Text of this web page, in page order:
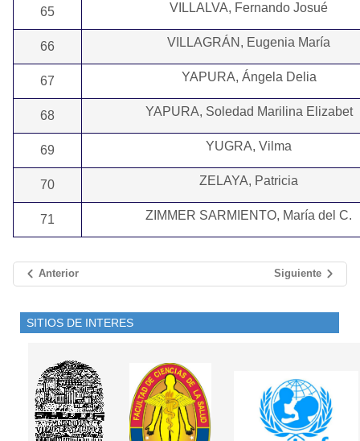
65 VILLALVA, Fernando Josué
66 VILLAGRÁN, Eugenia María
67 YAPURA, Ángela Delia
68 YAPURA, Soledad Marilina Elizabet
69 YUGRA, Vilma
70 ZELAYA, Patricia
71 ZIMMER SARMIENTO, María del C.
Anterior Siguiente
SITIOS DE INTERES